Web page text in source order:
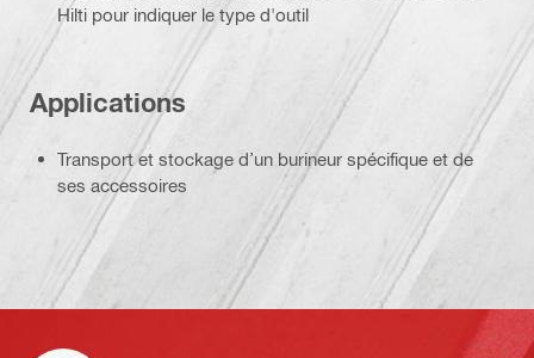
Hilti pour indiquer le type d'outil
Applications
Transport et stockage d’un burineur spécifique et de
ses accessoires